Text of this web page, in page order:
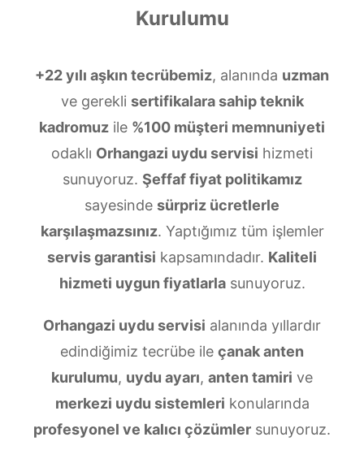
Kurulumu
+22 yılı aşkın tecrübemiz, alanında uzman
ve gerekli sertifikalara sahip teknik
kadromuz ile %100 müşteri memnuniyeti
odaklı Orhangazi uydu servisi hizmeti
sunuyoruz. Şeffaf fiyat politikamız
sayesinde sürpriz ücretlerle
karşılaşmazsınız. Yaptığımız tüm işlemler
servis garantisi kapsamındadır. Kaliteli
hizmeti uygun fiyatlarlasunuyoruz.
Orhangazi uydu servisi alanında yıllardır
edindiğimiz tecrübe ile çanak anten
kurulumu, uydu ayarı, anten tamiri ve
merkezi uydu sistemleri konularında
profesyonel ve kalıcı çözümler sunuyoruz.